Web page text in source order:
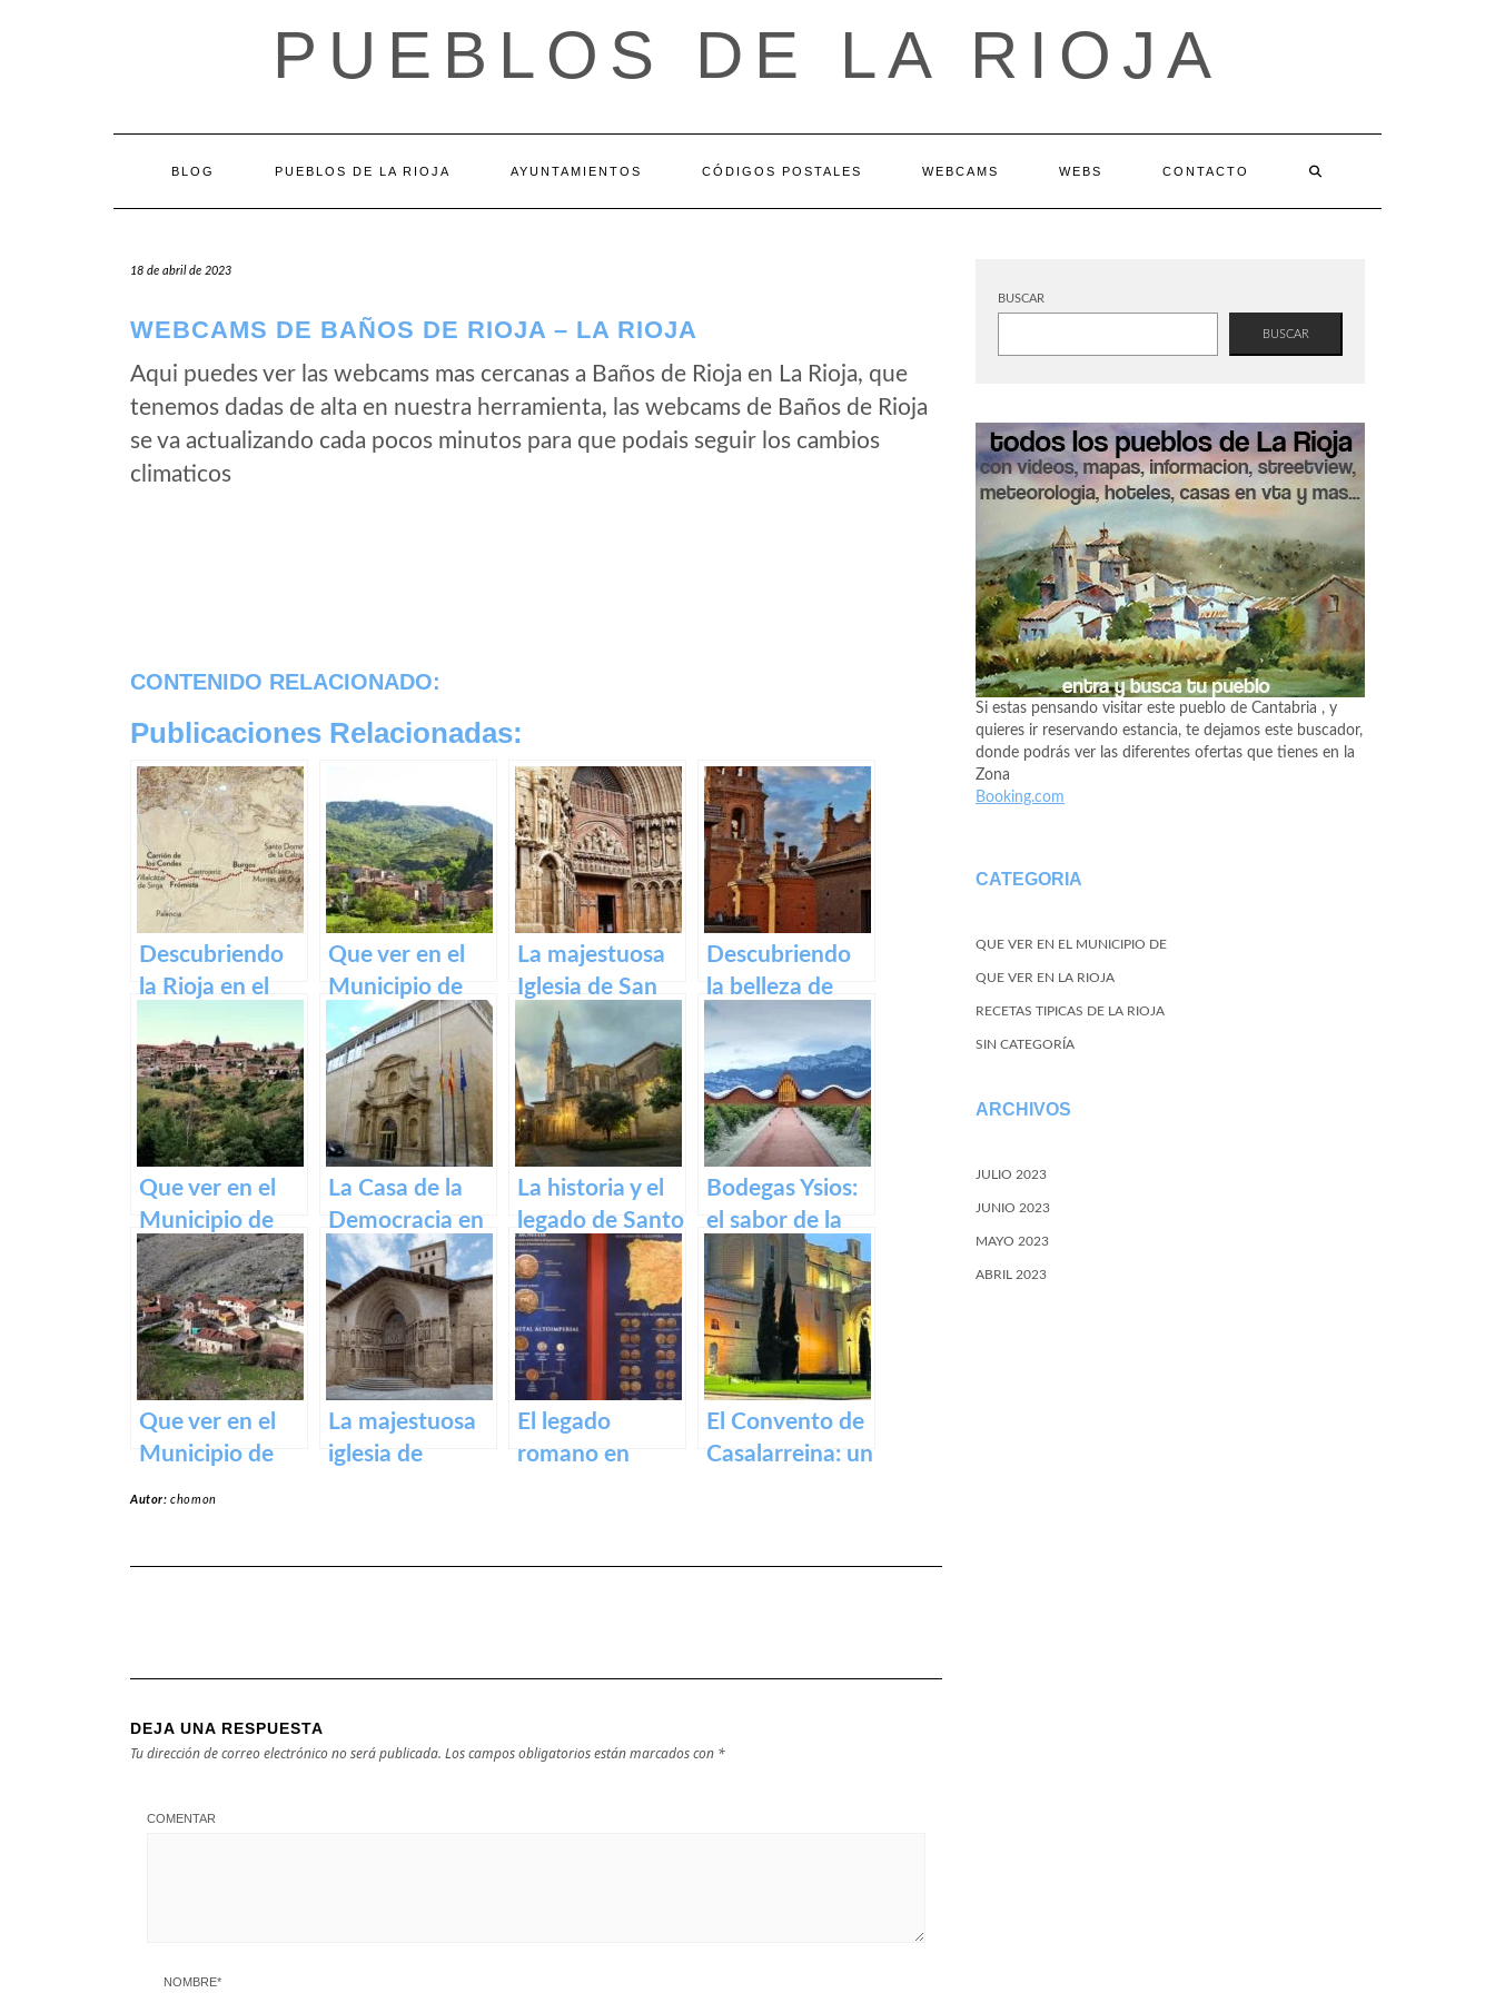
PUEBLOS DE LA RIOJA
BLOG PUEBLOS DE LA RIOJA AYUNTAMIENTOS CÓDIGOS POSTALES WEBCAMS WEBS CONTACTO
18 de abril de 2023
WEBCAMS DE BAÑOS DE RIOJA – LA RIOJA
Aqui puedes ver las webcams mas cercanas a Baños de Rioja en La Rioja, que
tenemos dadas de alta en nuestra herramienta, las webcams de Baños de Rioja
se va actualizando cada pocos minutos para que podais seguir los cambios
climaticos
CONTENIDO RELACIONADO:
Publicaciones Relacionadas:
Descubriendo
la Rioja en el
Santiago
Francés
Que ver en el
Municipio de
Ventrosa de La
Rioja
La majestuosa
Iglesia de San
Bartolomé en
Logroño
Descubriendo
la belleza de
Alfaro: un
recorrido por el
pueblo riojano
Que ver en el
Municipio de
Lumbreras de
Cameros de La
Rioja
La Casa de la
Democracia en
Logroño: El
Parlamento de
La Rioja
La historia y el
legado de Santo
Domingo de la
Calzada
Bodegas Ysios:
el sabor de la
excelencia en
vinos
Que ver en el
Municipio de
La majestuosa
iglesia de
El legado
romano en
El Convento de
Casalarreina: un
Autor:chomon
DEJA UNA RESPUESTA
Tu dirección de correo electrónico no será publicada. Los campos obligatorios están marcados con *
COMENTAR
NOMBRE*
BUSCAR
BUSCAR
Si estas pensando visitar este pueblo de Cantabria , y
quieres ir reservando estancia, te dejamos este buscador,
donde podrás ver las diferentes ofertas que tienes en la
Zona
Booking.com
CATEGORIA
QUE VER EN EL MUNICIPIO DE
QUE VER EN LA RIOJA
RECETAS TIPICAS DE LA RIOJA
SIN CATEGORÍA
ARCHIVOS
JULIO 2023
JUNIO 2023
MAYO 2023
ABRIL 2023